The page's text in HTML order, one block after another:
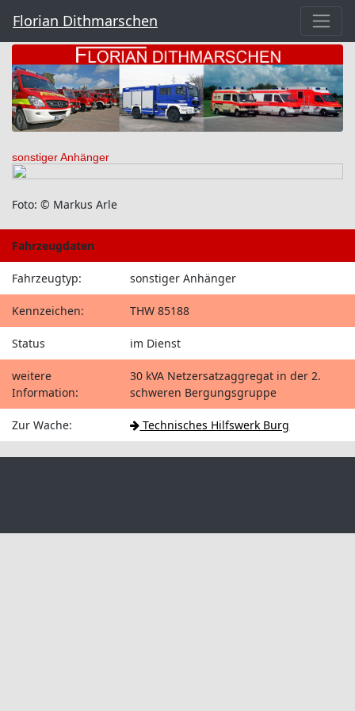
Florian Dithmarschen
sonstiger Anhänger
Foto: © Markus Arle
Fahrzeugdaten
Fahrzeugtyp: sonstiger Anhänger
Kennzeichen: THW 85188
Status im Dienst
weitere
Information:
30 kVA Netzersatzaggregat in der 2.
schweren Bergungsgruppe
Zur Wache: Technisches Hilfswerk Burg